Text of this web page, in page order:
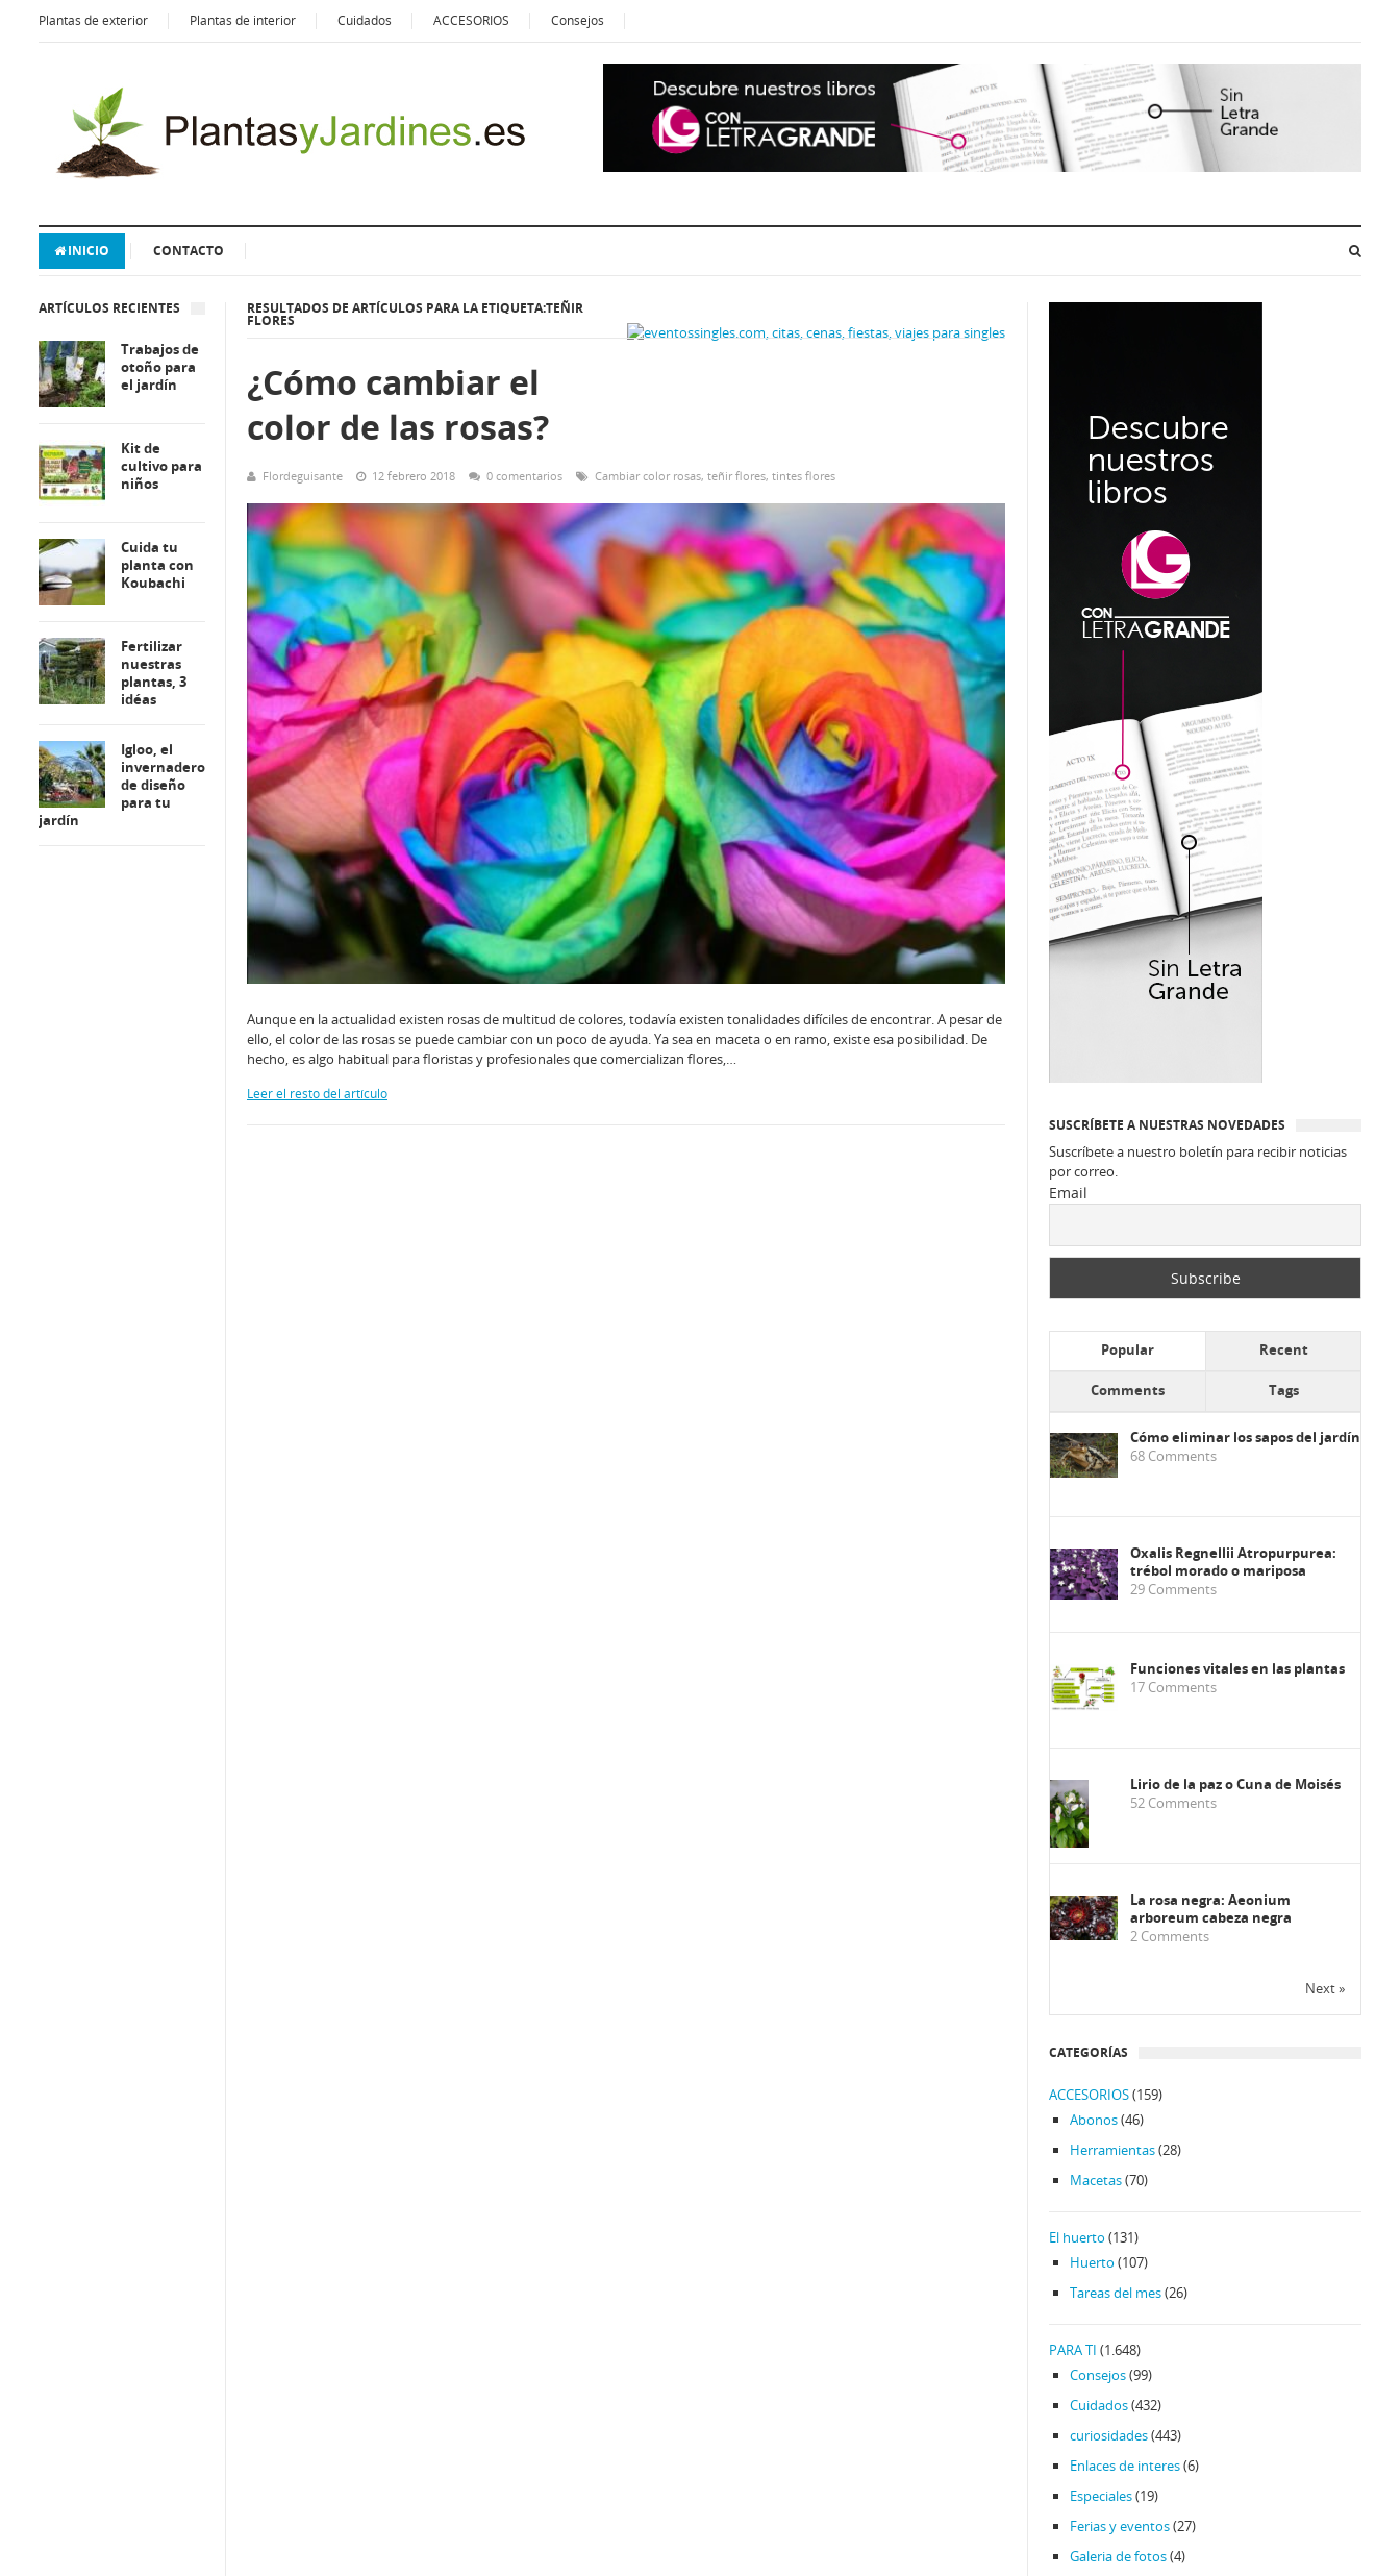
Plantas de exterior Plantas de interior Cuidados ACCESORIOS Consejos
INICIO CONTACTO
RESULTADOS DE ARTÍCULOS PARA LA ETIQUETA:TEÑIR
FLORES
¿Cómo cambiar el
color de las rosas?
Flordeguisante 12 febrero 2018 0 comentarios Cambiar color rosas, teñir flores, tintes flores
Aunque en la actualidad existen rosas de multitud de colores, todavía existen tonalidades difíciles de encontrar. A pesar de
ello, el color de las rosas se puede cambiar con un poco de ayuda. Ya sea en maceta o en ramo, existe esa posibilidad. De
hecho, es algo habitual para floristas y profesionales que comercializan flores,…
Leer el resto del artículo
ARTÍCULOS RECIENTES
Trabajos de
otoño para
el jardín
Kit de
cultivo para
niños
Cuida tu
planta con
Koubachi
Fertilizar
nuestras
plantas, 3
idéas
Igloo, el
invernadero
de diseño
para tu
jardín
SUSCRÍBETE A NUESTRAS NOVEDADES
Suscríbete a nuestro boletín para recibir noticias
por correo.
Email
Popular Recent
Comments Tags
Cómo eliminar los sapos del jardín
68 Comments
Oxalis Regnellii Atropurpurea:
trébol morado o mariposa
29 Comments
Funciones vitales en las plantas
17 Comments
Lirio de la paz o Cuna de Moisés
52 Comments
La rosa negra: Aeonium
arboreum cabeza negra
2 Comments
Next »
CATEGORÍAS
ACCESORIOS(159)
Abonos(46)
Herramientas(28)
Macetas(70)
El huerto (131)
Huerto (107)
Tareas del mes(26)
PARA TI (1.648)
Consejos(99)
Cuidados(432)
curiosidades(443)
Enlaces de interes(6)
Especiales(19)
Ferias y eventos(27)
Galeria de fotos(4)